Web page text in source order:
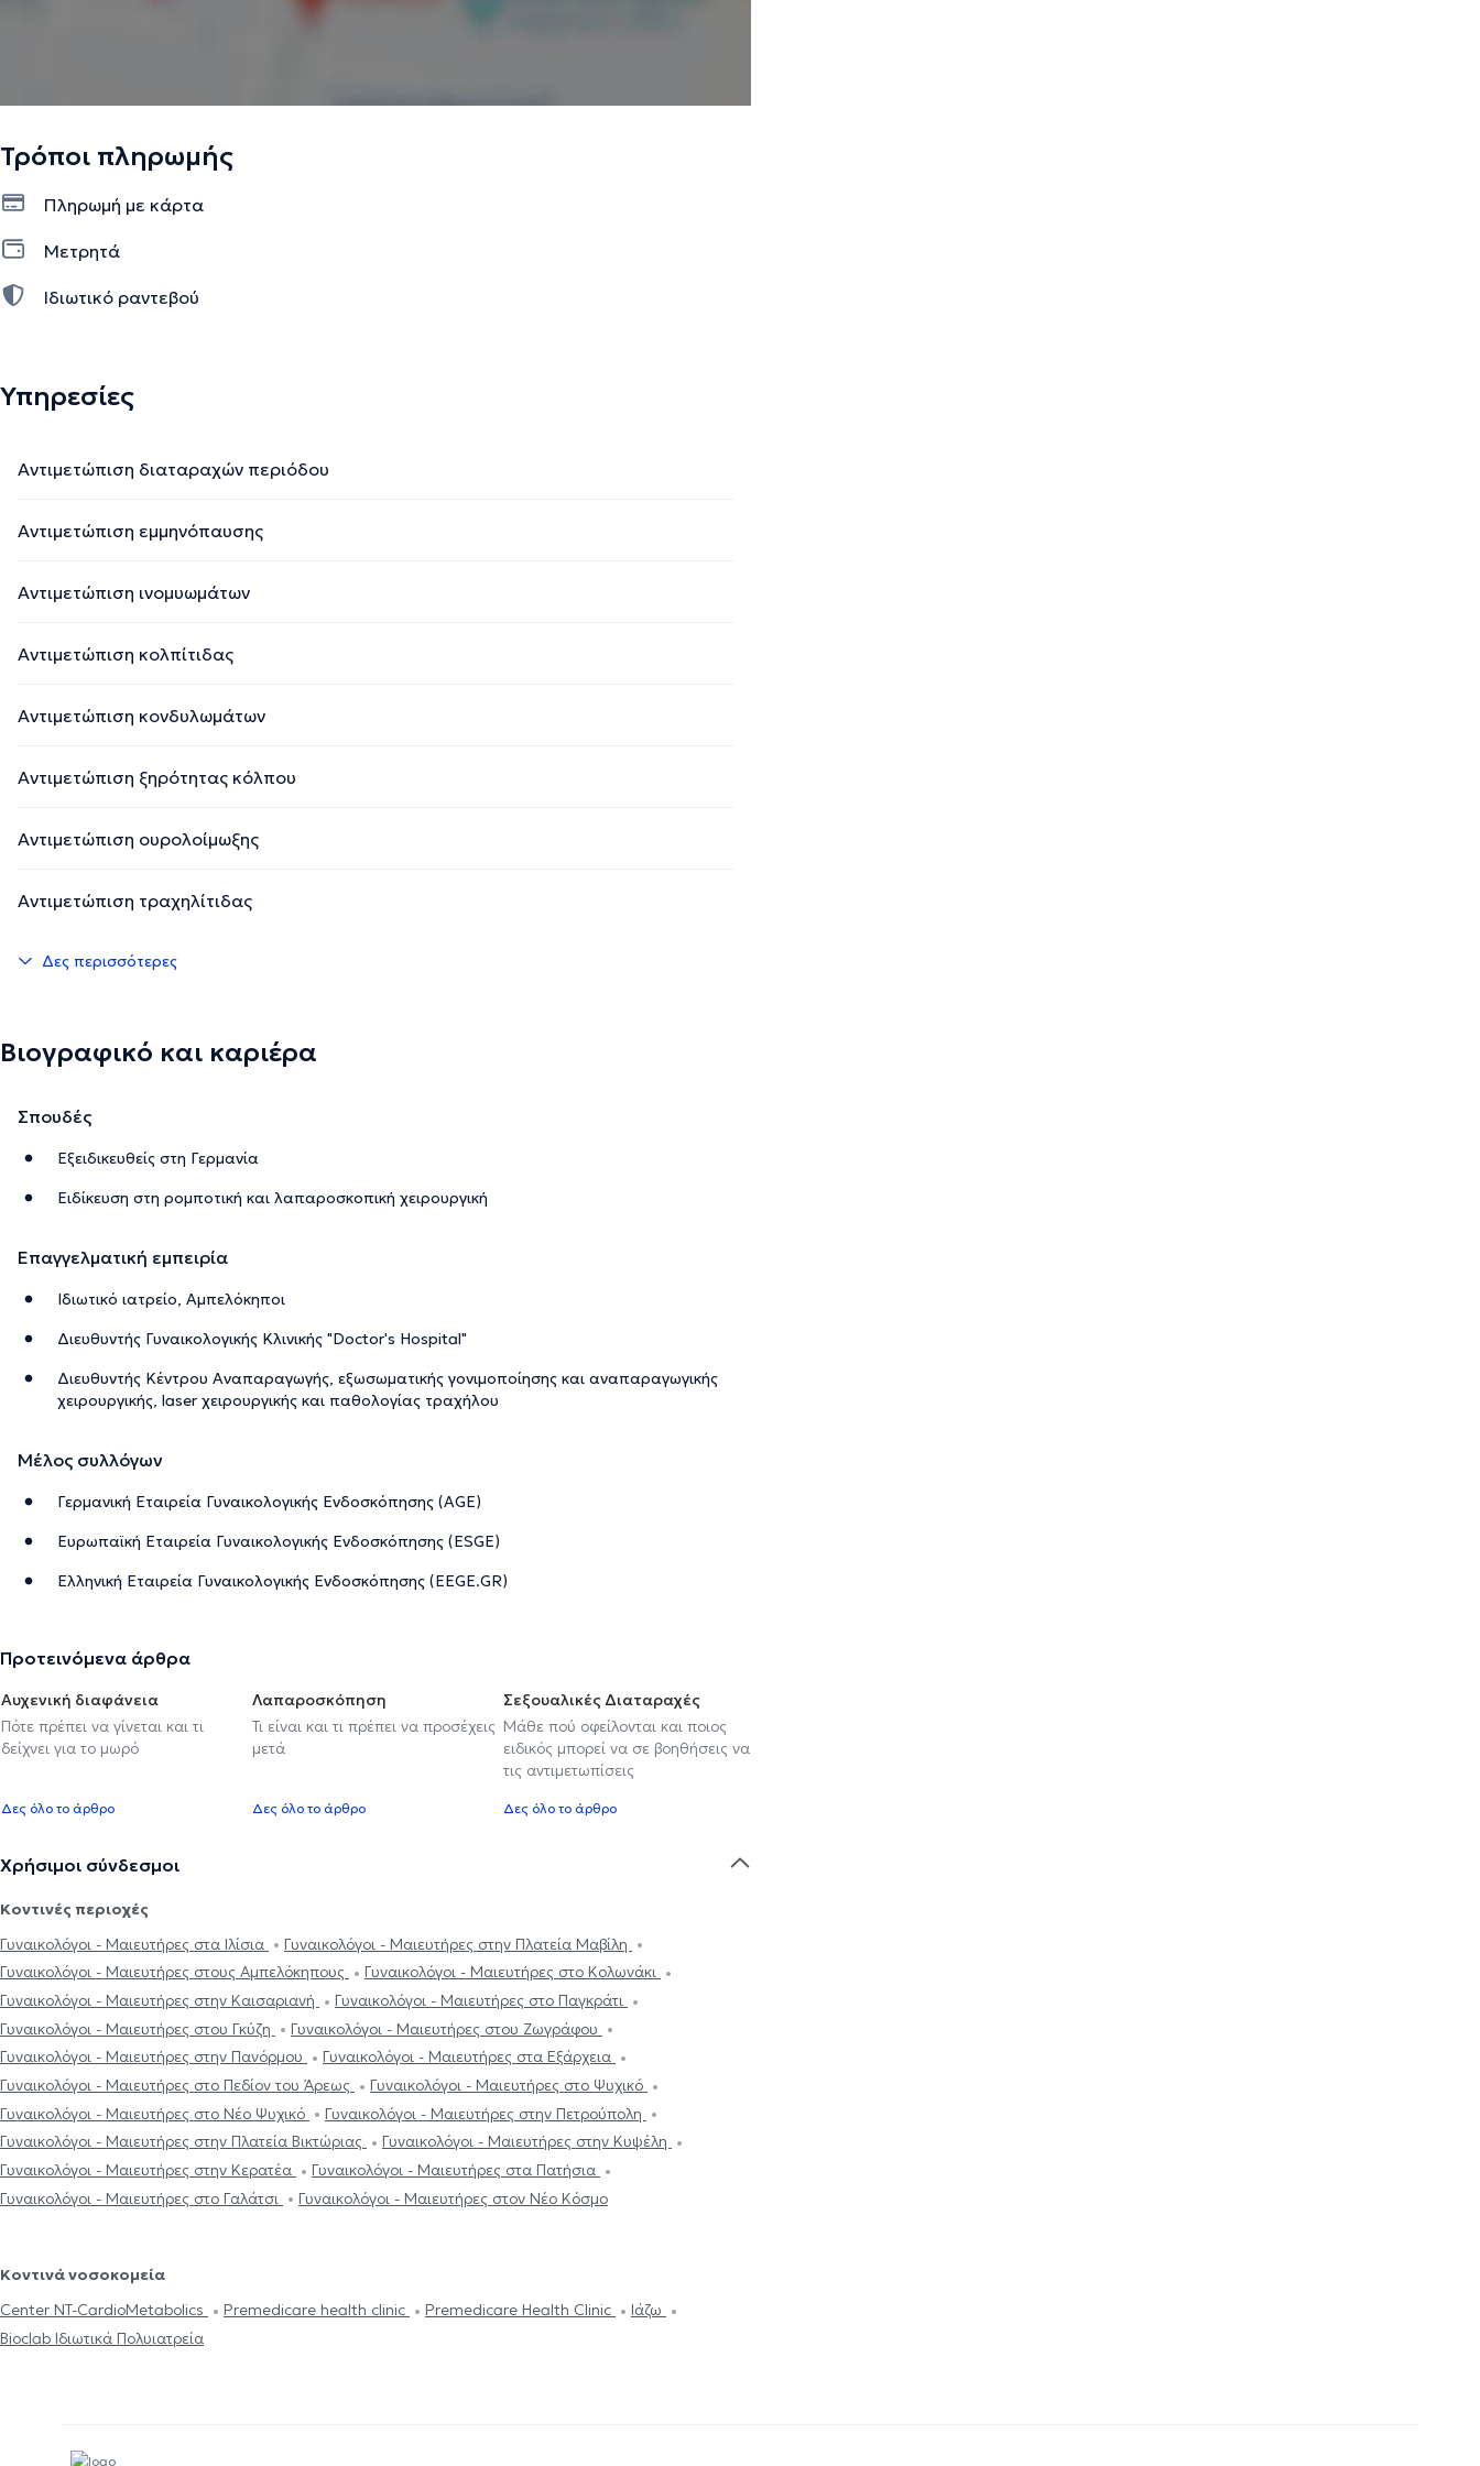
Τρόποι πληρωμής
Πληρωμή με κάρτα
Μετρητά
Ιδιωτικό ραντεβού
Υπηρεσίες
Αντιμετώπιση διαταραχών περιόδου
Αντιμετώπιση εμμηνόπαυσης
Αντιμετώπιση ινομυωμάτων
Αντιμετώπιση κολπίτιδας
Αντιμετώπιση κονδυλωμάτων
Αντιμετώπιση ξηρότητας κόλπου
Αντιμετώπιση ουρολοίμωξης
Αντιμετώπιση τραχηλίτιδας
Δες περισσότερες
Βιογραφικό και καριέρα
Σπουδές
Εξειδικευθείς στη Γερμανία
Ειδίκευση στη ρομποτική και λαπαροσκοπική χειρουργική
Επαγγελματική εμπειρία
Ιδιωτικό ιατρείο, Αμπελόκηποι
Διευθυντής Γυναικολογικής Κλινικής "Doctor's Hospital"
Διευθυντής Κέντρου Αναπαραγωγής, εξωσωματικής γονιμοποίησης και αναπαραγωγικής
χειρουργικής, laser χειρουργικής και παθολογίας τραχήλου
Μέλος συλλόγων
Γερμανική Εταιρεία Γυναικολογικής Ενδοσκόπησης (AGE)
Ευρωπαϊκή Εταιρεία Γυναικολογικής Ενδοσκόπησης (ESGE)
Ελληνική Εταιρεία Γυναικολογικής Ενδοσκόπησης (EEGE.GR)
Προτεινόμενα άρθρα
Αυχενική διαφάνεια
Πότε πρέπει να γίνεται και τι
δείχνει για το μωρό
Δες όλο το άρθρο
Λαπαροσκόπηση
Τι είναι και τι πρέπει να προσέχεις
μετά
Δες όλο το άρθρο
Σεξουαλικές Διαταραχές
Μάθε πού οφείλονται και ποιος
ειδικός μπορεί να σε βοηθήσεις να
τις αντιμετωπίσεις
Δες όλο το άρθρο
Χρήσιμοι σύνδεσμοι
Κοντινές περιοχές
Γυναικολόγοι - Μαιευτήρες στα Ιλίσια
Γυναικολόγοι - Μαιευτήρες στην Πλατεία Μαβίλη
Γυναικολόγοι - Μαιευτήρες στους Αμπελόκηπους
Γυναικολόγοι - Μαιευτήρες στο Κολωνάκι
Γυναικολόγοι - Μαιευτήρες στην Καισαριανή
Γυναικολόγοι - Μαιευτήρες στο Παγκράτι
Γυναικολόγοι - Μαιευτήρες στου Γκύζη
Γυναικολόγοι - Μαιευτήρες στου Ζωγράφου
Γυναικολόγοι - Μαιευτήρες στην Πανόρμου
Γυναικολόγοι - Μαιευτήρες στα Εξάρχεια
Γυναικολόγοι - Μαιευτήρες στο Πεδίον του Άρεως
Γυναικολόγοι - Μαιευτήρες στο Ψυχικό
Γυναικολόγοι - Μαιευτήρες στο Νέο Ψυχικό
Γυναικολόγοι - Μαιευτήρες στην Πετρούπολη
Γυναικολόγοι - Μαιευτήρες στην Πλατεία Βικτώριας
Γυναικολόγοι - Μαιευτήρες στην Κυψέλη
Γυναικολόγοι - Μαιευτήρες στην Κερατέα
Γυναικολόγοι - Μαιευτήρες στα Πατήσια
Γυναικολόγοι - Μαιευτήρες στο Γαλάτσι
Γυναικολόγοι - Μαιευτήρες στον Νέο Κόσμο
Κοντινά νοσοκομεία
Center NT-CardioMetabolics
Premedicare health clinic Premedicare Health Clinic
Ιάζω
Bioclab Ιδιωτικά Πολυιατρεία